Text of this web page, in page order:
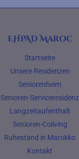
EHPAD Maroc
Startseite
Unsere Residenzen
Seniorenheim
Senioren-Serviceresidenz
Langzeitaufenthalt
Senioren-Coliving
Ruhestand in Marokko
Kontakt